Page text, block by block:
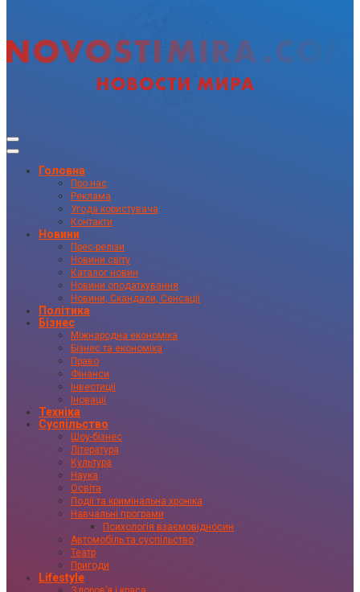
Головна
Про нас
Реклама
Угода користувача
Контакти
Новини
Прес-релізи
Новини світу
Каталог новин
Новини оподаткування
Новини, Скандали, Сенсації
Політика
Бізнес
Міжнародна економіка
Бізнес та економіка
Право
Фінанси
Інвестиції
Іновації
Техніка
Суспільство
Шоу-бізнес
Література
Культура
Наука
Освіта
Події та кримінальна хроніка
Навчальні програми
Психологія взаємовідносин
Автомобіль та суспільство
Театр
Пригоди
Lifestyle